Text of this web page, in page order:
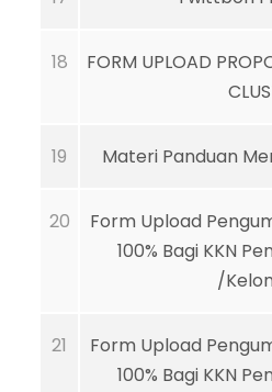
18
FORM UPLOAD
19 Materi Panduan
20
Form Upload
100% Bagi KKN
/
21
Form Upload
100% Bagi KKN